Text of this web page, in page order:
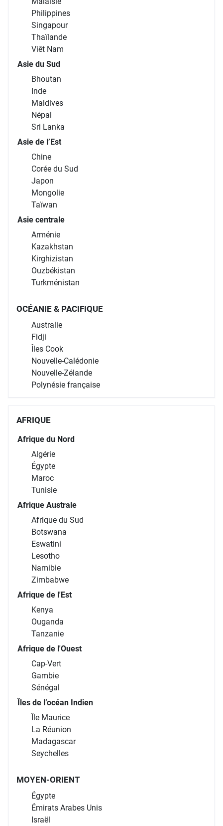
Philippines
Singapour
Thaïlande
Viêt Nam
Asie du Sud
Bhoutan
Inde
Maldives
Népal
Sri Lanka
Asie de l’Est
Chine
Corée du Sud
Japon
Mongolie
Taïwan
Asie centrale
Arménie
Kazakhstan
Kirghizistan
Ouzbékistan
Turkménistan
OCÉANIE & PACIFIQUE
Australie
Fidji
Îles Cook
Nouvelle-Calédonie
Nouvelle-Zélande
Polynésie française
AFRIQUE
Afrique du Nord
Algérie
Égypte
Maroc
Tunisie
Afrique Australe
Afrique du Sud
Botswana
Eswatini
Lesotho
Namibie
Zimbabwe
Afrique de l'Est
Kenya
Ouganda
Tanzanie
Afrique de l'Ouest
Cap-Vert
Gambie
Sénégal
Îles de l’océan Indien
Île Maurice
La Réunion
Madagascar
Seychelles
MOYEN-ORIENT
Égypte
Émirats Arabes Unis
Israël